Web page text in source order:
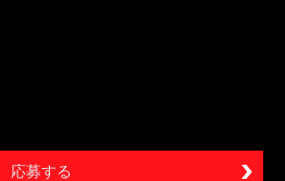
応募する